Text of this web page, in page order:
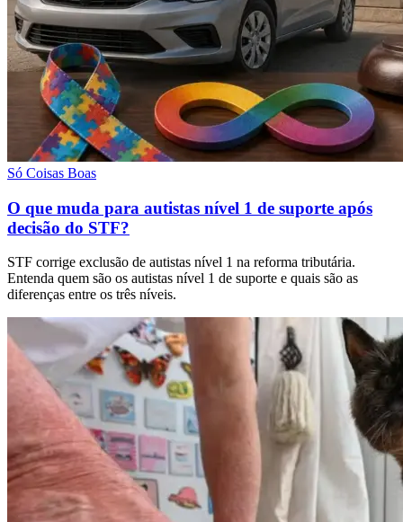
Só Coisas Boas
O que muda para autistas nível 1 de suporte após
decisão do STF?
STF corrige exclusão de autistas nível 1 na reforma tributária.
Entenda quem são os autistas nível 1 de suporte e quais são as
diferenças entre os três níveis.